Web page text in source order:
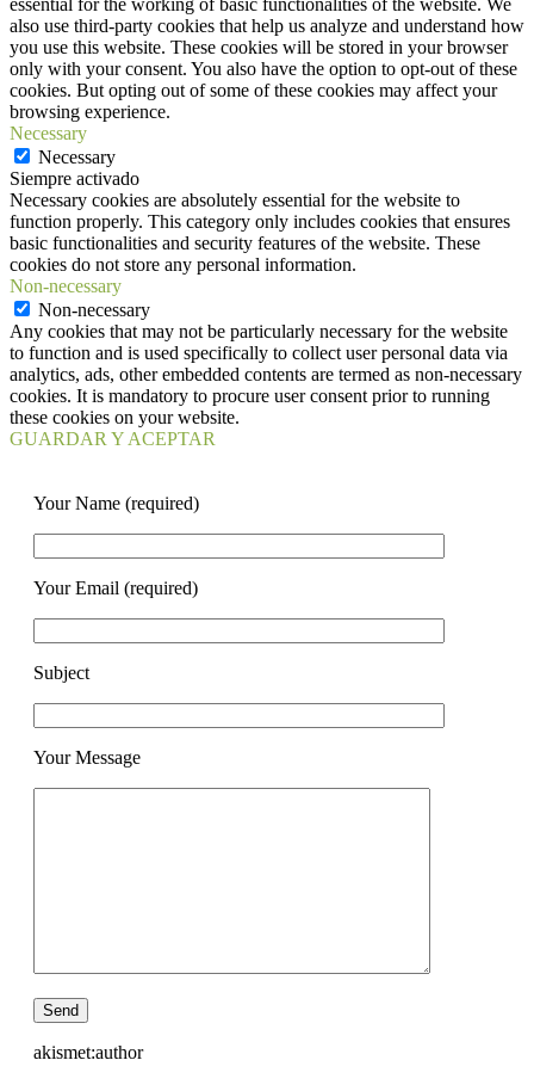
essential for the working of basic functionalities of the website. We
also use third-party cookies that help us analyze and understand how
you use this website. These cookies will be stored in your browser
only with your consent. You also have the option to opt-out of these
cookies. But opting out of some of these cookies may affect your
browsing experience.
Necessary
Necessary
Siempre activado
Necessary cookies are absolutely essential for the website to
function properly. This category only includes cookies that ensures
basic functionalities and security features of the website. These
cookies do not store any personal information.
Non-necessary
Non-necessary
Any cookies that may not be particularly necessary for the website
to function and is used specifically to collect user personal data via
analytics, ads, other embedded contents are termed as non-necessary
cookies. It is mandatory to procure user consent prior to running
these cookies on your website.
GUARDAR Y ACEPTAR
Your Name (required)
Your Email (required)
Subject
Your Message
akismet:author